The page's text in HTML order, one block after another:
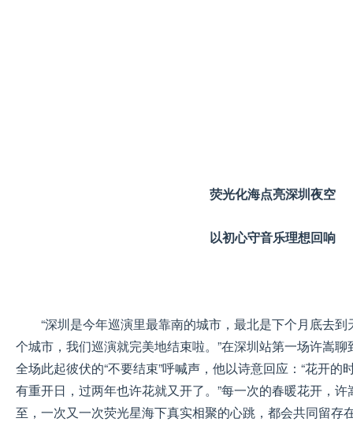
荧光化海点亮深圳夜空
以初心守音乐理想回响
“深圳是今年巡演里最靠南的城市，最北是下个月底去
个城市，我们巡演就完美地结束啦。”在深圳站第一场许嵩
全场此起彼伏的“不要结束”呼喊声，他以诗意回应：“花开的
有重开日，过两年也许花就又开了。”每一次的春暖花开，
至，一次又一次荧光星海下真实相聚的心跳，都会共同留存